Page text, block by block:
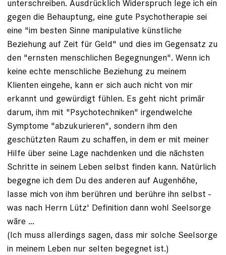
unterschreiben. Ausdrücklich Widerspruch lege ich ein
gegen die Behauptung, eine gute Psychotherapie sei
eine "im besten Sinne manipulative künstliche
Beziehung auf Zeit für Geld" und dies im Gegensatz zu
den "ernsten menschlichen Begegnungen". Wenn ich
keine echte menschliche Beziehung zu meinem
Klienten eingehe, kann er sich auch nicht von mir
erkannt und gewürdigt fühlen. Es geht nicht primär
darum, ihm mit "Psychotechniken" irgendwelche
Symptome "abzukurieren", sondern ihm den
geschützten Raum zu schaffen, in dem er mit meiner
Hilfe über seine Lage nachdenken und die nächsten
Schritte in seinem Leben selbst finden kann. Natürlich
begegne ich dem Du des anderen auf Augenhöhe,
lasse mich von ihm berühren und berühre ihn selbst -
was nach Herrn Lütz' Definition dann wohl Seelsorge
wäre ...
(Ich muss allerdings sagen, dass mir solche Seelsorge
in meinem Leben nur selten begegnet ist.)